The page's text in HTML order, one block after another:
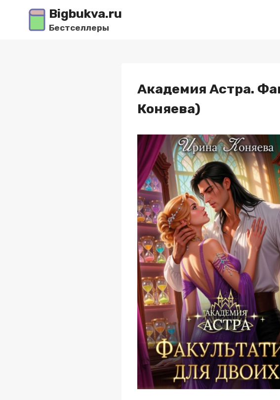
Перейти
содержимому
Bigbukva.ru
Бестселлеры
Академия Астра.
Коняева)